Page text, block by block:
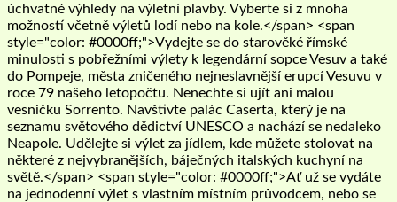
úchvatné výhledy na výletní plavby. Vyberte si z mnoha
možností včetně výletů lodí nebo na kole.</span> <span
style="color: #0000ff;">Vydejte se do starověké římské
minulosti s pobřežními výlety k legendární sopce Vesuv a také
do Pompeje, města zničeného nejneslavnější erupcí Vesuvu v
roce 79 našeho letopočtu. Nenechte si ujít ani malou
vesničku Sorrento. Navštivte palác Caserta, který je na
seznamu světového dědictví UNESCO a nachází se nedaleko
Neapole. Udělejte si výlet za jídlem, kde můžete stolovat na
některé z nejvybranějších, báječných italských kuchyní na
světě.</span> <span style="color: #0000ff;">Ať už se vydáte
na jednodenní výlet s vlastním místním průvodcem, nebo se